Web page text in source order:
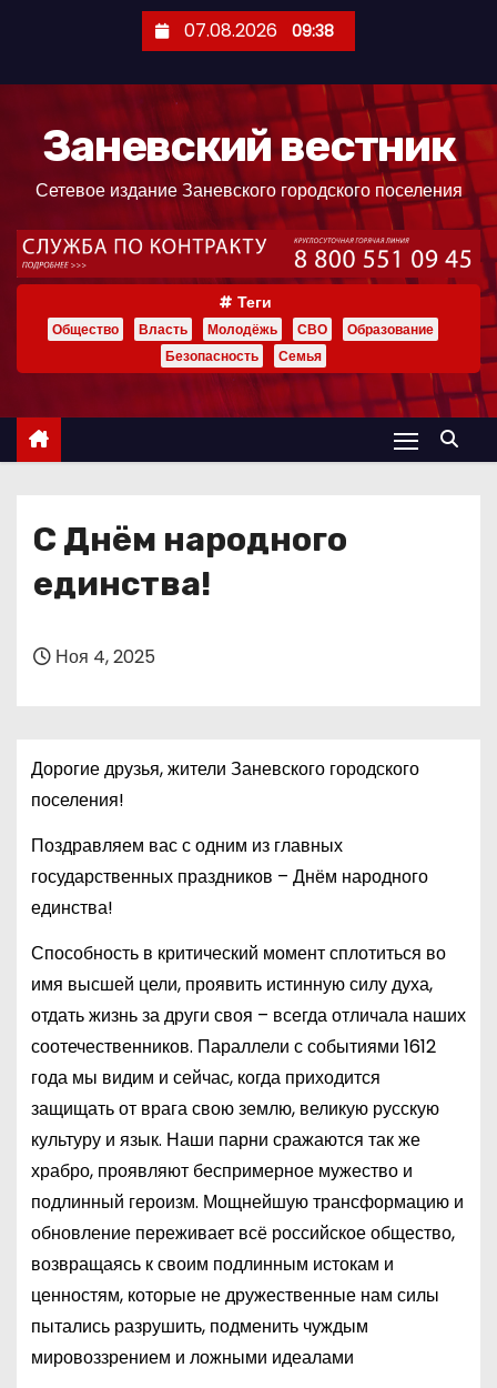
ж
07.08.2026 09:38
Заневский вестник
Сетевое издание Заневского городского поселения
Теги
Общество Власть Молодёжь СВО
Образование
Безопасность
Семья
С Днём народного
единства!
Ноя 4, 2025
Дорогие друзья, жители Заневского городского
поселения!
Поздравляем вас с одним из главных
государственных праздников – Днём народного
единства!
Способность в критический момент сплотиться во
имя высшей цели, проявить истинную силу духа,
отдать жизнь за други своя – всегда отличала наших
соотечественников. Параллели с событиями 1612
года мы видим и сейчас, когда приходится
защищать от врага свою землю, великую русскую
культуру и язык. Наши парни сражаются так же
храбро, проявляют беспримерное мужество и
подлинный героизм. Мощнейшую трансформацию и
обновление переживает всё российское общество,
возвращаясь к своим подлинным истокам и
ценностям, которые не дружественные нам силы
пытались разрушить, подменить чуждым
мировоззрением и ложными идеалами